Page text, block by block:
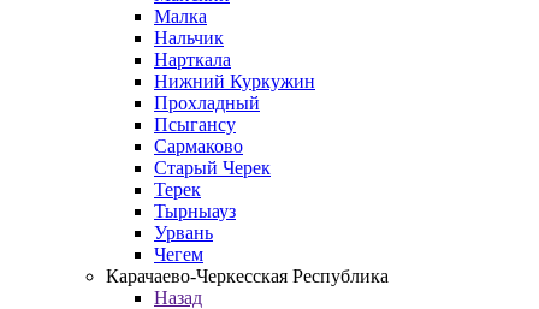
Малка
Нальчик
Нарткала
Нижний Куркужин
Прохладный
Псыгансу
Сармаково
Старый Черек
Терек
Тырныауз
Урвань
Чегем
Карачаево-Черкесская Республика
Назад